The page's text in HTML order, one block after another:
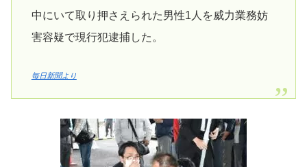
中にいて取り押さえられた男性1人を威力業務妨
害容疑で現行犯逮捕した。
毎日新聞より